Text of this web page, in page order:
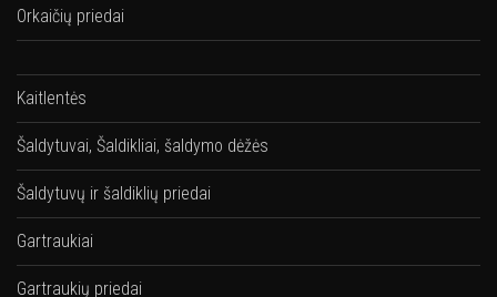
Orkaičių priedai
Kaitlentės
Šaldytuvai, Šaldikliai, šaldymo dėžės
Šaldytuvų ir šaldiklių priedai
Gartraukiai
Gartraukių priedai